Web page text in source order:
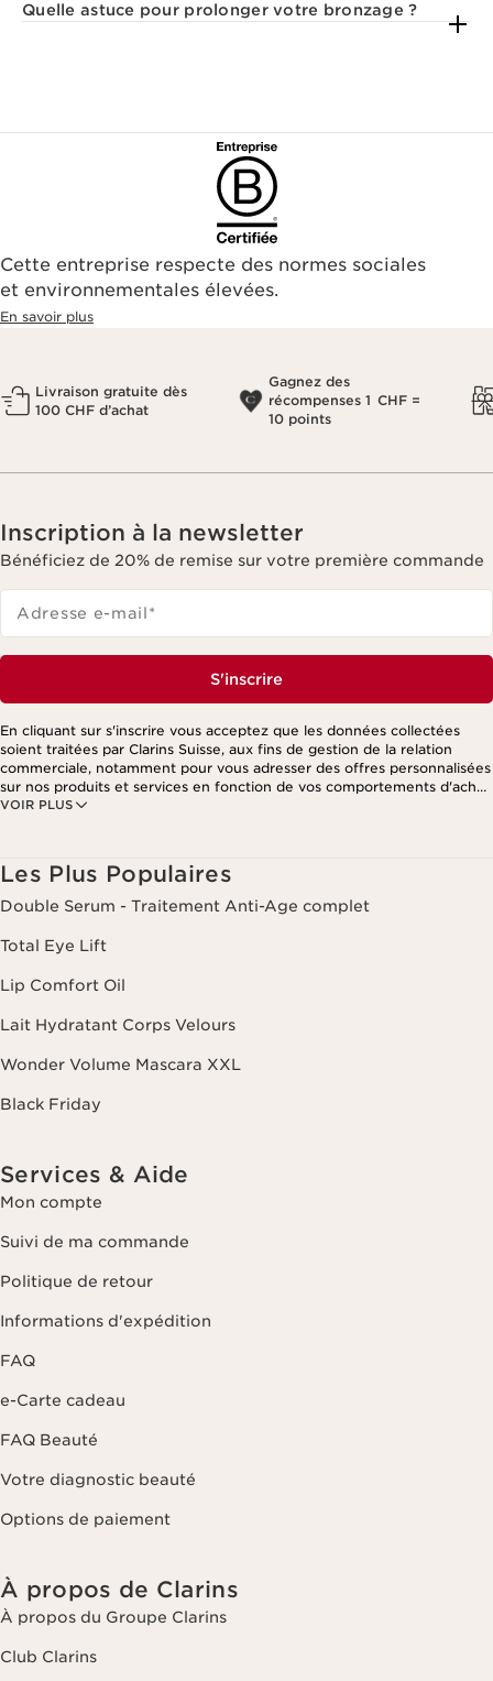
Quelle astuce pour prolonger votre bronzage ?
Cette entreprise respecte des normes sociales
et environnementales élevées.
En savoir plus
Livraison gratuite dès
100 CHF d’achat
Gagnez des
récompenses 1 CHF =
10 points
Inscription à la newsletter
Bénéficiez de 20% de remise sur votre première commande
Adresse e-mail*
S'inscrire
VOIR PLUS
En cliquant sur s'inscrire vous acceptez que les données collectées
soient traitées par Clarins Suisse, aux fins de gestion de la relation
commerciale, notamment pour vous adresser des offres personnalisées
sur nos produits et services en fonction de vos comportements d'achat,
de vos habitudes et/ou de vos centres d'intérêts, y compris par
cliquant sur le lien de désinscription présent dans chaque newsletter.
Ces informations sont traitées par Clarins et ses prestataires pour le
traitement de votre commande, à des fins de gestion de la relation
client. Notamment pour vous proposer des offres personnalisées et/ou
pour gérer votre adhésion à notre Programme de fidélité et créer votre
programme beauté personnalisé. Les données sont conservées
dernier contact. Vous disposez d'un droit d'accès, de rectification, de
que d'un droit d'opposition et de limitation de leur traitement. Vous
veuillez consulter notre politique de confidentialité
Les Plus Populaires
Double Serum - Traitement Anti-Age complet
Total Eye Lift
Lip Comfort Oil
Lait Hydratant Corps Velours
Wonder Volume Mascara XXL
Black Friday
Services & Aide
Mon compte
Suivi de ma commande
Politique de retour
Informations d'expédition
FAQ
e-Carte cadeau
FAQ Beauté
Votre diagnostic beauté
Options de paiement
À propos de Clarins
À propos du Groupe Clarins
Club Clarins